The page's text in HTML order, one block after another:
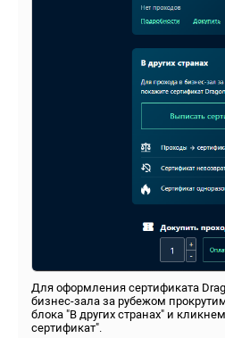
Для оформления сертификата
бизнес-зала за рубежом
блока "В других странах" и
сертификат".